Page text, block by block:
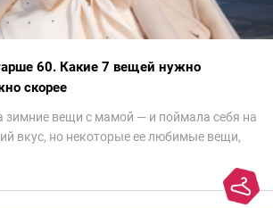
60. Какие 7 вещей нужно
скорее
зимние вещи с мамой — и поймала себя на
вкус, но некоторые ее любимые вещи,
в том, что сама мода сделала шаг